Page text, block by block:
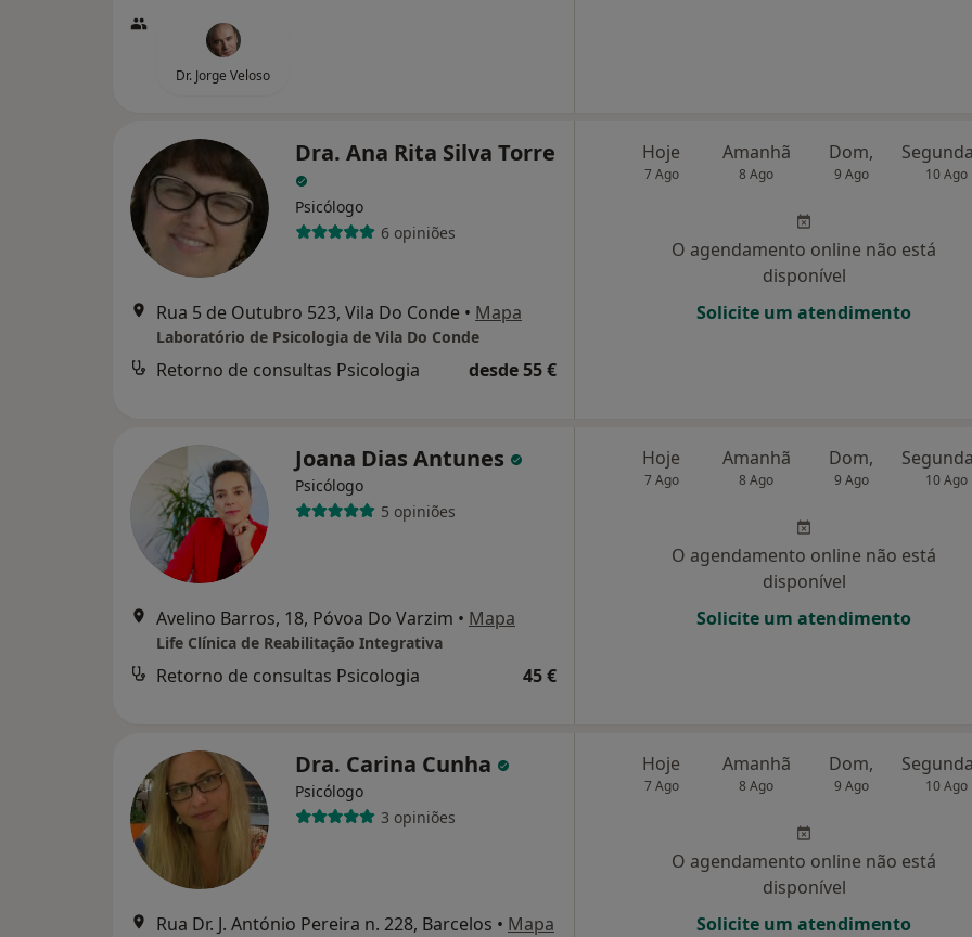
Dr. Jorge Veloso
Dra. Ana Rita Silva Torre
Psicólogo
6 opiniões
Rua 5 de Outubro 523, Vila Do Conde • Mapa
Laboratório de Psicologia de Vila Do Conde
Retorno de consultas Psicologia desde 55 €
Hoje
7 Ago
Amanhã
8 Ago
Dom,
9 Ago 10 Ago
O agendamento online não está
disponível
Solicite um atendimento
Joana Dias Antunes
Psicólogo
5 opiniões
Avelino Barros, 18, Póvoa Do Varzim • Mapa
Life Clínica de Reabilitação Integrativa
Retorno de consultas Psicologia 45 €
Hoje
7 Ago
Amanhã
8 Ago
Dom,
9 Ago 10 Ago
O agendamento online não está
disponível
Solicite um atendimento
Dra. Carina Cunha
Psicólogo
3 opiniões
Rua Dr. J. António Pereira n. 228, Barcelos • Mapa
Hoje
7 Ago
Amanhã
8 Ago
Dom,
9 Ago 10 Ago
O agendamento online não está
disponível
Solicite um atendimento